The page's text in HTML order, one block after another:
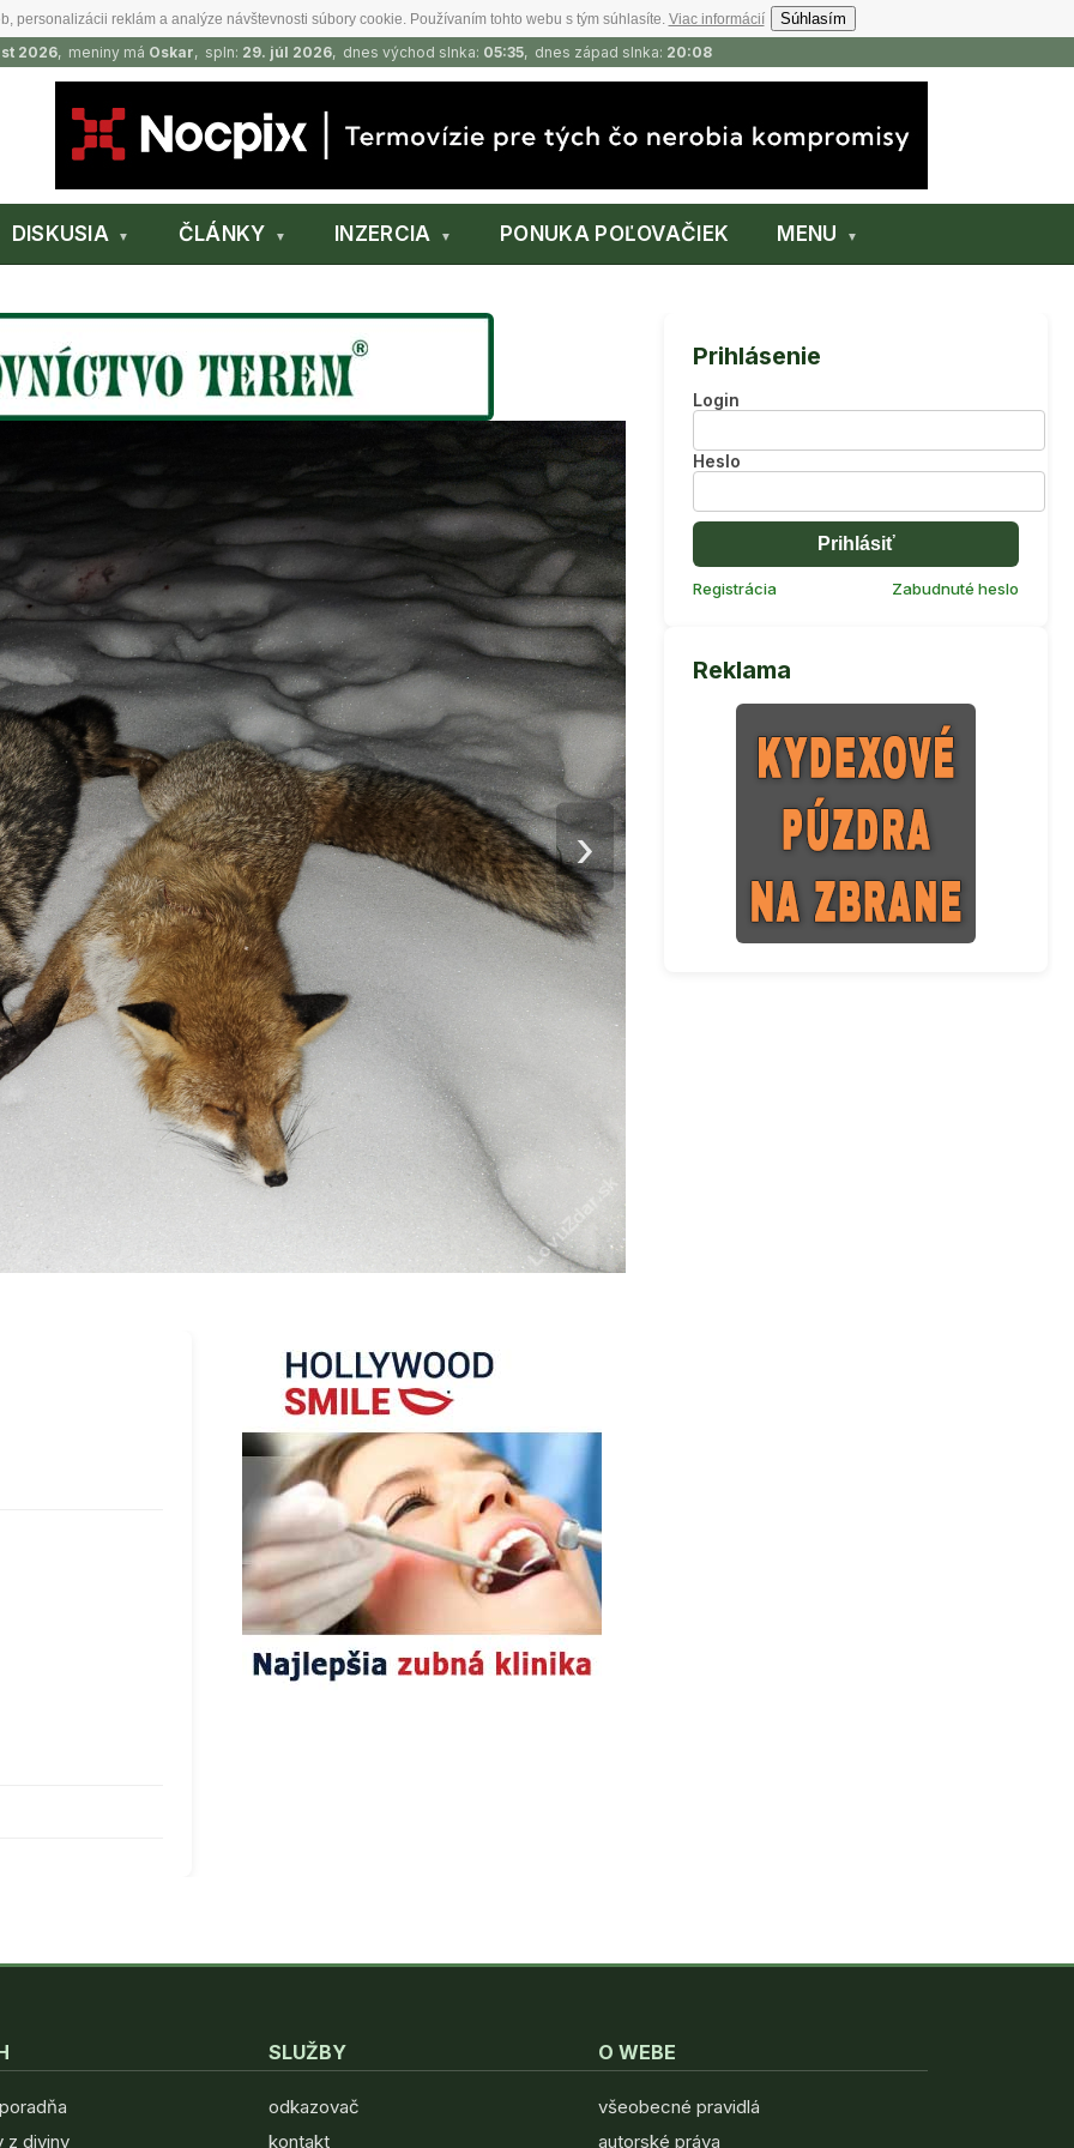
personalizácii reklám a analýze návštevnosti súbory cookie. Používaním tohto webu s tým súhlasíte. Viac informácií
Súhlasím
2026, meniny má Oskar, spln: 29. júl 2026, dnes východ slnka: 05:35, dnes západ slnka: 20:08
DISKUSIA ČLÁNKY INZERCIA PONUKA POĽOVAČIEK MENU
›
Prihlásenie
Login
Heslo
Prihlásiť
Registrácia Zabudnuté heslo
Reklama
z diviny
SLUŽBY
odkazovač
kontakt
O WEBE
všeobecné pravidlá
autorské práva